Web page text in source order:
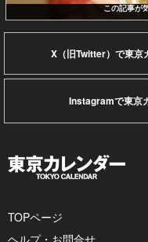
この記事が
X（旧Twitter）で東京
Instagramで東京
TOPページ